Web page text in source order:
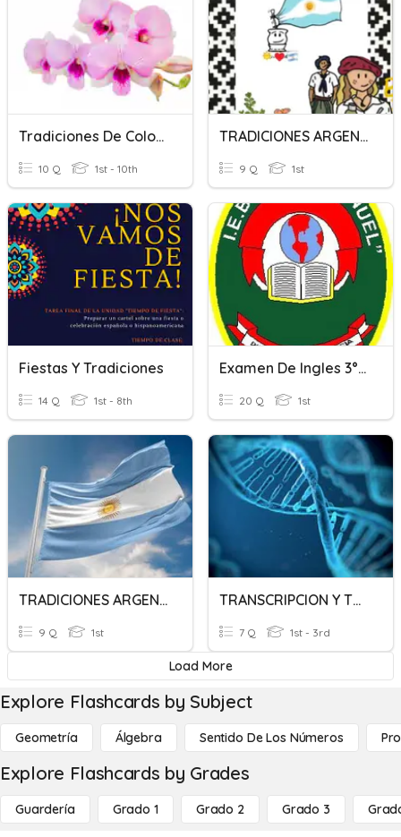
Tradiciones De Colombia
10 Q 1st - 10th
TRADICIONES ARGENTINAS
9 Q 1st
Fiestas Y Tradiciones
14 Q 1st - 8th
Examen De Ingles 3° Bimestre 1° Y 2° Grado De Primaria
20 Q 1st
TRADICIONES ARGENTINAS
9 Q 1st
TRANSCRIPCION Y TRADUCCION DEL ADN
7 Q 1st - 3rd
Load More
Explore Flashcards by Subject
Geometría Álgebra Sentido De Los Números
Explore Flashcards by Grades
Guardería Grado 1 Grado 2 Grado 3